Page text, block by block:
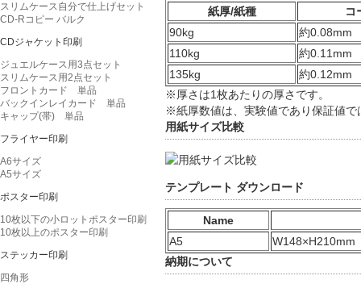
スリムケース自分で仕上げセット
CD-Rコピー バルク
CDジャケット印刷
ジュエルケース用3点セット
スリムケース用2点セット
フロントカード 単品
バックインレイカード 単品
キャップ(帯) 単品
フライヤー印刷
A6サイズ
A5サイズ
ポスター印刷
10枚以下の小ロットポスター印刷
10枚以上のポスター印刷
ステッカー印刷
四角形
紙厚/紙種
コ
90kg
約0.08mm
110kg
約0.11mm
135kg
約0.12mm
※厚さは1枚あたりの厚さです。
※紙厚数値は、実験値であり保証値
用紙サイズ比較
テンプレート ダウンロード
Name
A5
W148×H210mm
納期について